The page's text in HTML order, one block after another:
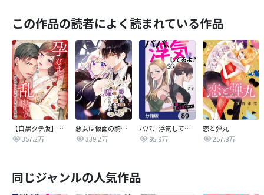
この作品の読者によく読まれている作品
【白黒タテ版】孕むまで乱れいけ～身代わり花嫁と軍服の猛愛
357.2万
悪女は仮面の騎士に騙されない
339.2万
パパ、浮気してるよ？娘と二人でクズ夫を捨てます【分冊版】
95.9万
恋と弾丸
257.8万
同じジャンルの人気作品